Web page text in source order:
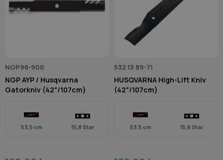
NGP96-900
NGP AYP / Husqvarna
Gatorkniv (42"/107cm)
53,5 cm 15,8 Star
532 13 89-71
HUSQVARNA High-Lift Kniv
(42"/107cm)
53,5 cm 15,8 Star